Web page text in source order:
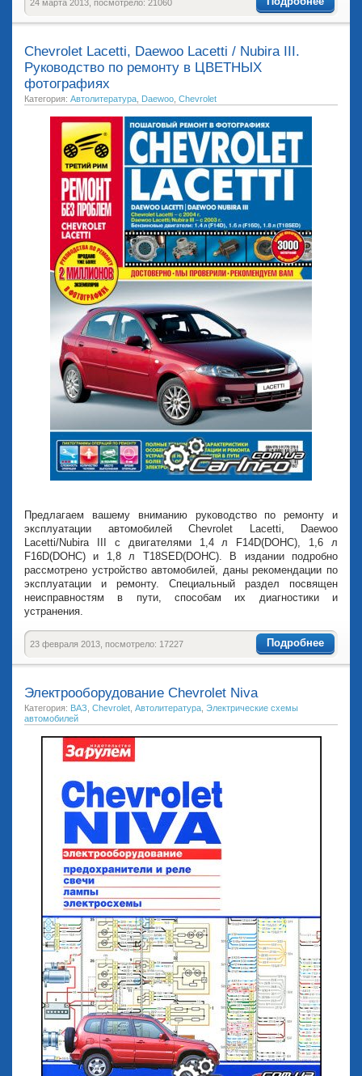
24 марта 2013, посмотрело: 21060
Chevrolet Lacetti, Daewoo Lacetti / Nubira III.
Руководство по ремонту в ЦВЕТНЫХ
фотографиях
Категория: Автолитература Daewoo Chevrolet
Предлагаем вашему вниманию руководство по ремонту и
эксплуатации автомобилей Chevrolet Lacetti, Daewoo
Lacetti/Nubira III с двигателями 1,4 л F14D(DOHC), 1,6 л
F16D(DOHC) и 1,8 л T18SED(DOHC). В издании подробно
рассмотрено устройство автомобилей, даны рекомендации по
эксплуатации и ремонту. Специальный раздел посвящен
неисправностям в пути, способам их диагностики и
устранения.
Подробнее
23 февраля 2013, посмотрело: 17227
Электрооборудование Chevrolet Niva
Категория: ВАЗ Chevrolet Автолитература Электрические схемы
автомобилей